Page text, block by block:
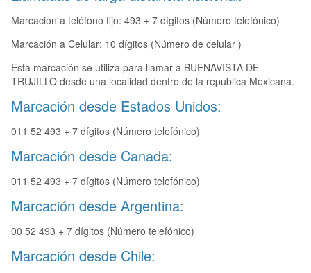
Marcación a teléfono fijo: 493 + 7 dígitos (Número telefónico)
Marcación a Celular: 10 dígitos (Número de celular )
Esta marcación se utiliza para llamar a BUENAVISTA DE
TRUJILLO desde una localidad dentro de la republica Mexicana.
Marcación desde Estados Unidos:
011 52 493 + 7 dígitos (Número telefónico)
Marcación desde Canada:
011 52 493 + 7 dígitos (Número telefónico)
Marcación desde Argentina:
00 52 493 + 7 dígitos (Número telefónico)
Marcación desde Chile: